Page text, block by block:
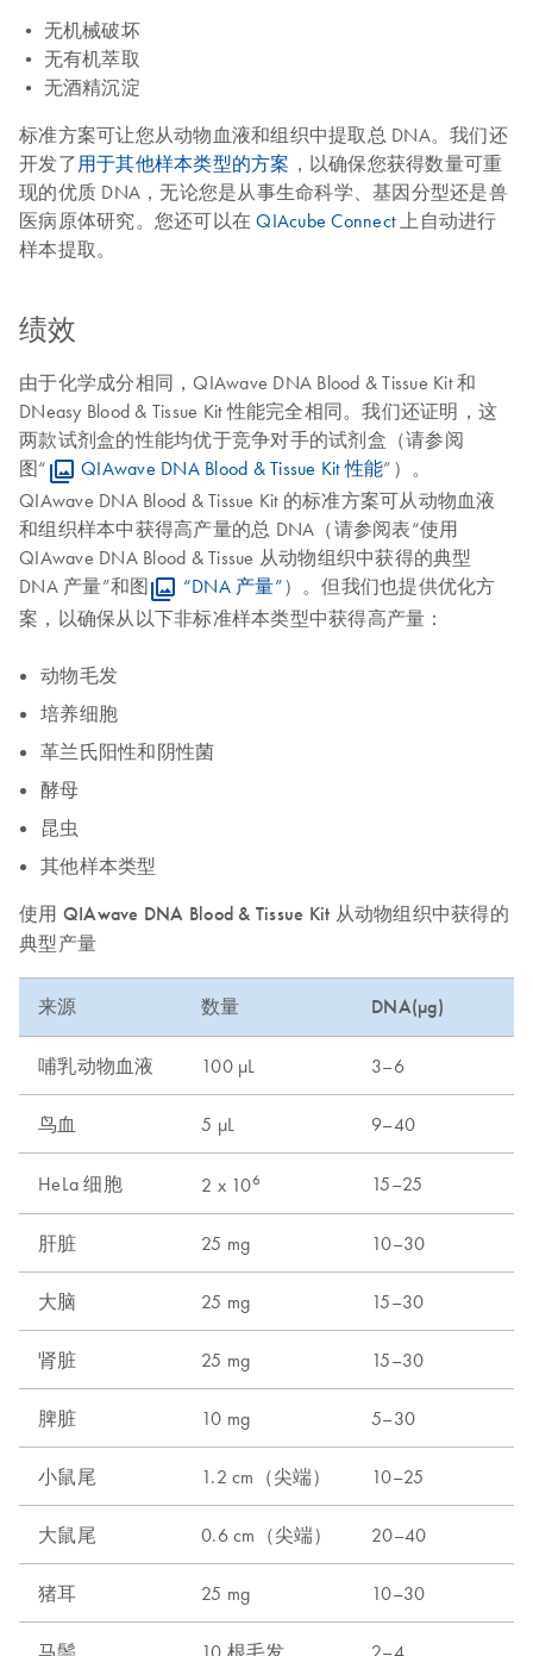
• 无机械破坏
• 无有机萃取
• 无酒精沉淀
标准方案可让您从动物血液和组织中提取总 DNA。我们还
开发了用于其他样本类型的方案 ，以确保您获得数量可重
现的优质 DNA，无论您是从事生命科学、基因分型还是兽
医病原体研究。您还可以在QIAcube Connect上自动进行
样本提取。
绩效
由于化学成分相同，QIAwave DNA Blood & Tissue Kit 和
DNeasy Blood & Tissue Kit 性能完全相同。我们还证明，这
两款试剂盒的性能均优于竞争对手的试剂盒（请参阅
图“
QIAwave DNA Blood & Tissue Kit 性能”）。
QIAwave DNA Blood & Tissue Kit 的标准方案可从动物血液
和组织样本中获得高产量的总 DNA（请参阅表“使用
QIAwave DNA Blood & Tissue 从动物组织中获得的典型
DNA 产量”和图
“DNA 产量”）。但我们也提供优化方
案，以确保从以下非标准样本类型中获得高产量：
动物毛发
培养细胞
革兰氏阳性和阴性菌
酵母
昆虫
其他样本类型
使用 QIAwave DNA Blood & Tissue Kit 从动物组织中获得的
典型产量
来源 数量 DNA(µg)
哺乳动物血液 100 µL 3–6
鸟血 5 µL 9–40
HeLa 细胞 2 x 106 15–25
肝脏 25 mg 10–30
大脑 25 mg 15–30
肾脏 25 mg 15–30
脾脏 10 mg 5–30
小鼠尾 1.2 cm（尖端） 10–25
大鼠尾 0.6 cm（尖端） 20–40
猪耳 25 mg 10–30
马鬃 10 根毛发 2–4